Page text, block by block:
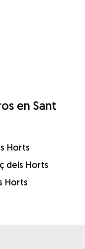
en Sant
Horts
dels Horts
Horts